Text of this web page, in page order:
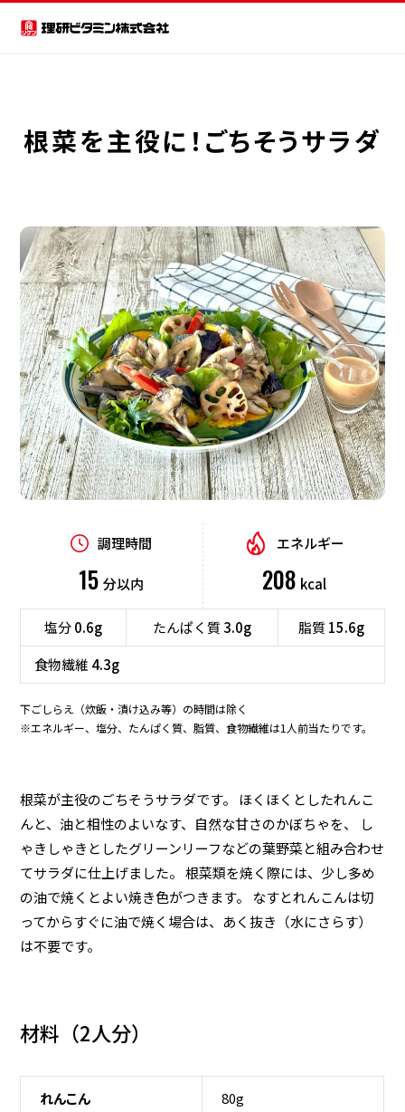
根菜を主役に！ごちそうサラダ
調理時間
15 分以内
エネルギー
208 kcal
塩分0.6g たんぱく質3.0g 脂質15.6g
食物繊維 4.3g
下ごしらえ（炊飯・漬け込み等）の時間は除く
※エネルギー、塩分、たんぱく質、脂質、食物繊維は1人前当たりです。
根菜が主役のごちそうサラダです。 ほくほくとしたれんこ
んと、油と相性のよいなす、自然な甘さのかぼちゃを、 し
ゃきしゃきとしたグリーンリーフなどの葉野菜と組み合わせ
てサラダに仕上げました。 根菜類を焼く際には、少し多め
の油で焼くとよい焼き色がつきます。 なすとれんこんは切
ってからすぐに油で焼く場合は、あく抜き（水にさらす）
は不要です。
材料（2人分）
れんこん 80g